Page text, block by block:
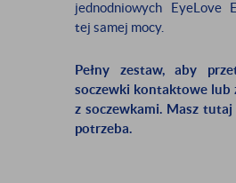
jednodniowych EyeLove
tej samej mocy.
Pełny zestaw, aby
soczewki kontaktowe lub
z soczewkami. Masz
potrzeba.